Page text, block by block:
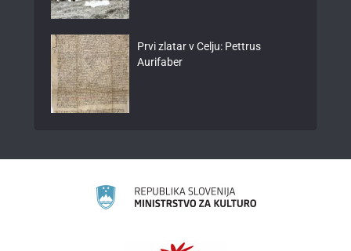
Prvi zlatar v Celju: Pettrus
Aurifaber